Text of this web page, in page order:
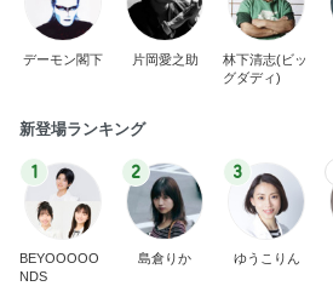
デーモン閣下 片岡愛之助
林下清志(ビッ
グダディ)
新登場ランキング
1
BEYOOOOO
NDS
2
島倉りか
3
ゆうこりん